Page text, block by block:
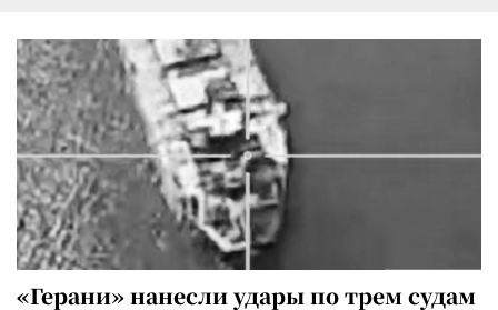
«Герани» нанесли удары по трем судам